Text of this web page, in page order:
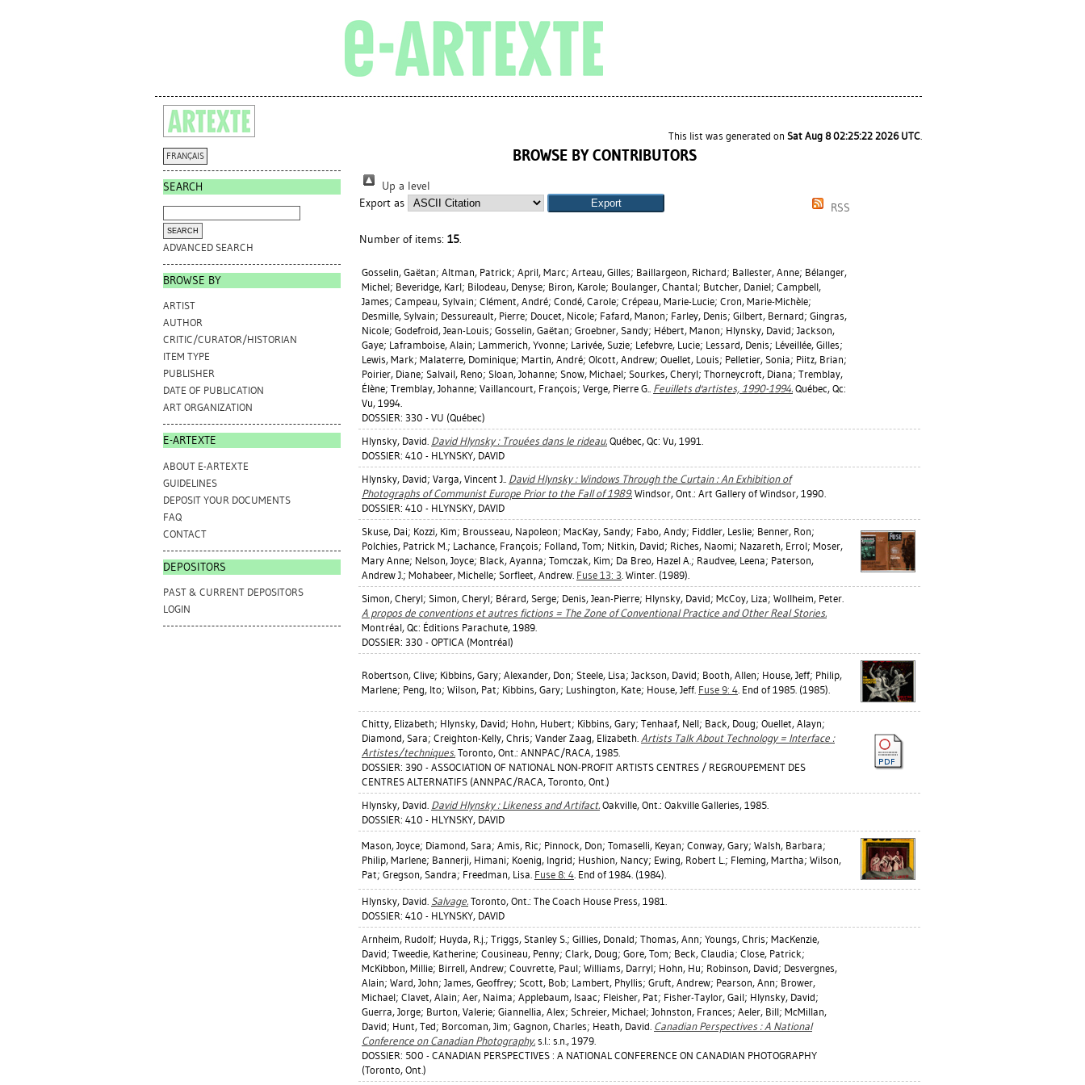
FRANÇAIS
SEARCH
ADVANCED SEARCH
BROWSE BY
ARTIST
AUTHOR
CRITIC/CURATOR/HISTORIAN
ITEM TYPE
PUBLISHER
DATE OF PUBLICATION
ART ORGANIZATION
E-ARTEXTE
ABOUT E-ARTEXTE
GUIDELINES
DEPOSIT YOUR DOCUMENTS
FAQ
CONTACT
DEPOSITORS
PAST & CURRENT DEPOSITORS
LOGIN
This list was generated on Sat Aug 8 02:25:22 2026 UTC.
BROWSE BY CONTRIBUTORS
Up a level
Export as
RSS
Number of items: 15.
Gosselin, Gaëtan; Altman, Patrick; April, Marc; Arteau, Gilles; Baillargeon, Richard; Ballester, Anne; Bélanger,
Michel; Beveridge, Karl; Bilodeau, Denyse; Biron, Karole; Boulanger, Chantal; Butcher, Daniel; Campbell,
James; Campeau, Sylvain; Clément, André; Condé, Carole; Crépeau, Marie-Lucie; Cron, Marie-Michèle;
Desmille, Sylvain; Dessureault, Pierre; Doucet, Nicole; Fafard, Manon; Farley, Denis; Gilbert, Bernard; Gingras,
Nicole; Godefroid, Jean-Louis; Gosselin, Gaëtan; Groebner, Sandy; Hébert, Manon; Hlynsky, David; Jackson,
Gaye; Laframboise, Alain; Lammerich, Yvonne; Larivée, Suzie; Lefebvre, Lucie; Lessard, Denis; Léveillée, Gilles;
Lewis, Mark; Malaterre, Dominique; Martin, André; Olcott, Andrew; Ouellet, Louis; Pelletier, Sonia; Piitz, Brian;
Poirier, Diane; Salvail, Reno; Sloan, Johanne; Snow, Michael; Sourkes, Cheryl; Thorneycroft, Diana; Tremblay,
Élène; Tremblay, Johanne; Vaillancourt, François; Verge, Pierre G.. Feuillets d'artistes, 1990-1994. Québec, Qc:
Vu, 1994.
DOSSIER: 330 - VU (Québec)
Hlynsky, David. David Hlynsky : Trouées dans le rideau. Québec, Qc: Vu, 1991.
DOSSIER: 410 - HLYNSKY, DAVID
Hlynsky, David; Varga, Vincent J.. David Hlynsky : Windows Through the Curtain : An Exhibition of
Photographs of Communist Europe Prior to the Fall of 1989. Windsor, Ont.: Art Gallery of Windsor, 1990.
DOSSIER: 410 - HLYNSKY, DAVID
Skuse, Dai; Kozzi, Kim; Brousseau, Napoleon; MacKay, Sandy; Fabo, Andy; Fiddler, Leslie; Benner, Ron;
Polchies, Patrick M.; Lachance, François; Folland, Tom; Nitkin, David; Riches, Naomi; Nazareth, Errol; Moser,
Mary Anne; Nelson, Joyce; Black, Ayanna; Tomczak, Kim; Da Breo, Hazel A.; Raudvee, Leena; Paterson,
Andrew J.; Mohabeer, Michelle; Sorfleet, Andrew. Fuse 13: 3. Winter. (1989).
Simon, Cheryl; Simon, Cheryl; Bérard, Serge; Denis, Jean-Pierre; Hlynsky, David; McCoy, Liza; Wollheim, Peter.
A propos de conventions et autres fictions = The Zone of Conventional Practice and Other Real Stories.
Montréal, Qc: Éditions Parachute, 1989.
DOSSIER: 330 - OPTICA (Montréal)
Robertson, Clive; Kibbins, Gary; Alexander, Don; Steele, Lisa; Jackson, David; Booth, Allen; House, Jeff; Philip,
Marlene; Peng, Ito; Wilson, Pat; Kibbins, Gary; Lushington, Kate; House, Jeff. Fuse 9: 4. End of 1985. (1985).
Chitty, Elizabeth; Hlynsky, David; Hohn, Hubert; Kibbins, Gary; Tenhaaf, Nell; Back, Doug; Ouellet, Alayn;
Diamond, Sara; Creighton-Kelly, Chris; Vander Zaag, Elizabeth. Artists Talk About Technology = Interface :
Artistes/techniques. Toronto, Ont.: ANNPAC/RACA, 1985.
DOSSIER: 390 - ASSOCIATION OF NATIONAL NON-PROFIT ARTISTS CENTRES / REGROUPEMENT DES
CENTRES ALTERNATIFS (ANNPAC/RACA, Toronto, Ont.)
Hlynsky, David. David Hlynsky : Likeness and Artifact. Oakville, Ont.: Oakville Galleries, 1985.
DOSSIER: 410 - HLYNSKY, DAVID
Mason, Joyce; Diamond, Sara; Amis, Ric; Pinnock, Don; Tomaselli, Keyan; Conway, Gary; Walsh, Barbara;
Philip, Marlene; Bannerji, Himani; Koenig, Ingrid; Hushion, Nancy; Ewing, Robert L.; Fleming, Martha; Wilson,
Pat; Gregson, Sandra; Freedman, Lisa. Fuse 8: 4. End of 1984. (1984).
Hlynsky, David. Salvage. Toronto, Ont.: The Coach House Press, 1981.
DOSSIER: 410 - HLYNSKY, DAVID
Arnheim, Rudolf; Huyda, R.j.; Triggs, Stanley S.; Gillies, Donald; Thomas, Ann; Youngs, Chris; MacKenzie,
David; Tweedie, Katherine; Cousineau, Penny; Clark, Doug; Gore, Tom; Beck, Claudia; Close, Patrick;
McKibbon, Millie; Birrell, Andrew; Couvrette, Paul; Williams, Darryl; Hohn, Hu; Robinson, David; Desvergnes,
Alain; Ward, John; James, Geoffrey; Scott, Bob; Lambert, Phyllis; Gruft, Andrew; Pearson, Ann; Brower,
Michael; Clavet, Alain; Aer, Naima; Applebaum, Isaac; Fleisher, Pat; Fisher-Taylor, Gail; Hlynsky, David;
Guerra, Jorge; Burton, Valerie; Giannellia, Alex; Schreier, Michael; Johnston, Frances; Aeler, Bill; McMillan,
David; Hunt, Ted; Borcoman, Jim; Gagnon, Charles; Heath, David. Canadian Perspectives : A National
Conference on Canadian Photography. s.l.: s.n., 1979.
DOSSIER: 500 - CANADIAN PERSPECTIVES : A NATIONAL CONFERENCE ON CANADIAN PHOTOGRAPHY
(Toronto, Ont.)